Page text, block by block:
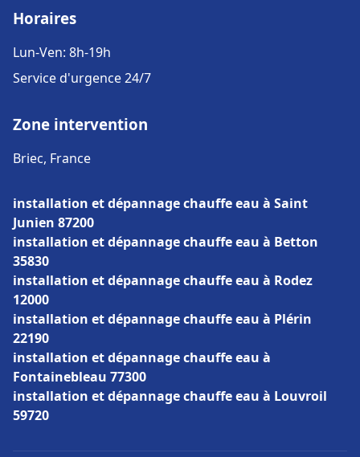
Horaires
Lun-Ven: 8h-19h
Service d'urgence 24/7
Zone intervention
Briec, France
installation et dépannage chauffe eau à Saint
Junien 87200
installation et dépannage chauffe eau à Betton
35830
installation et dépannage chauffe eau à Rodez
12000
installation et dépannage chauffe eau à Plérin
22190
installation et dépannage chauffe eau à
Fontainebleau 77300
installation et dépannage chauffe eau à Louvroil
59720